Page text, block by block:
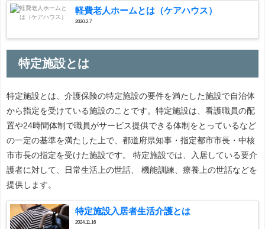
軽費老人ホームとは（ケアハウス）
2020.2.7
特定施設とは
特定施設とは、介護保険の特定施設の要件を満たした施設で自治体
から指定を受けている施設のことです。特定施設は、看護職員の配
置や24時間体制で職員がサービス提供できる体制をとっているなど
の一定の基準を満たした上で、都道府県知事・指定都市市長・中核
市市長の指定を受けた施設です。 特定施設では、入居している要介
護者に対して、日常生活上の世話、 機能訓練、療養上の世話などを
提供します。
特定施設入居者生活介護とは
2024.11.16